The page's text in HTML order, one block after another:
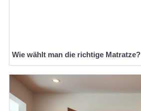
Wie wählt man die richtige Matratze?